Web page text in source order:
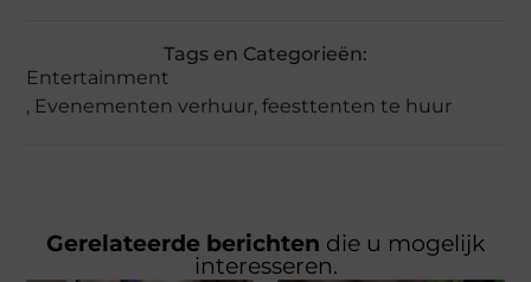
Tags en Categorieën:
Entertainment
, Evenementen verhuur,feesttenten te huur
Gerelateerde berichten die u mogelijk
interesseren.